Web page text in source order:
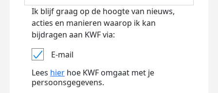
Ik blijf graag op de hoogte van nieuws,
acties en manieren waarop ik kan
bijdragen aan KWF via:
E-mail
Lees hier hoe KWF omgaat met je
persoonsgegevens.